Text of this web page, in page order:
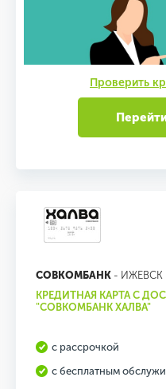
Проверить
СОВКОМБАНК - ИЖЕВСК
КРЕДИТНАЯ КАРТА С
"СОВКОМБАНК ХАЛВА"
с рассрочкой
с бесплатным